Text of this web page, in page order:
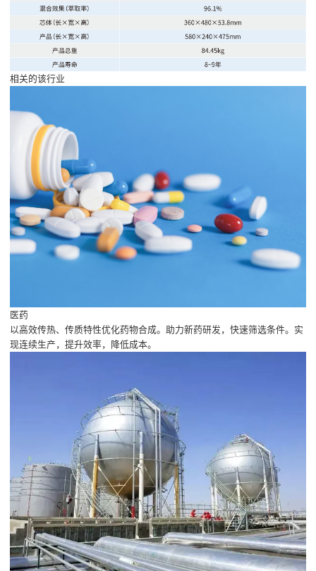
相关的该行业
医药
以高效传热、传质特性优化药物合成。助力新药研发，快速筛选条件。实
现连续生产，提升效率，降低成本。